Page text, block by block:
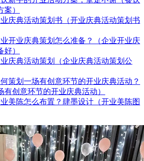
）
庆典活动策划书（开业庆典活动策划书
开业庆典策划怎么准备？（企业开业庆
）
庆典活动策划（企业庆典活动策划公
策划一场有创意环节的开业庆典活动？
有创意环节的开业庆典活动）
美陈怎么布置？肆墨设计（开业美陈图